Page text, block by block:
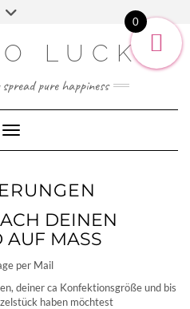
LUCKY
pure happiness
Toggle Navigation
DEINEN
MASS
per Mail
deiner ca Konfektionsgröße und bis
haben möchtest
0